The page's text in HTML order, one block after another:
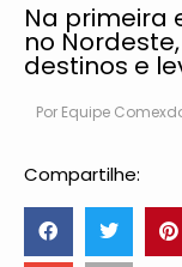
Na primeira
no
destinos e
Por Equipe
Compartilhe: